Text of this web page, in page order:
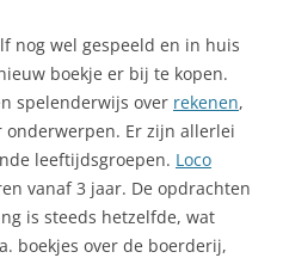
nog wel gespeeld en in huis
boekje er bij te kopen.
spelenderwijs over rekenen,
onderwerpen. Er zijn allerlei
leeftijdsgroepen. Loco
vanaf 3 jaar. De opdrachten
is steeds hetzelfde, wat
boekjes over de boerderij,